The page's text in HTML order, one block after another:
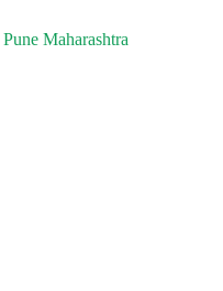
Pune Maharashtra